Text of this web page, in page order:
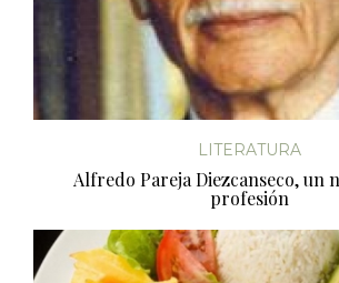
LITERATURA
Alfredo Pareja Diezcanseco, un
profesión